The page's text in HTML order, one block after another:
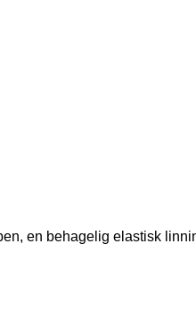
en behagelig elastisk